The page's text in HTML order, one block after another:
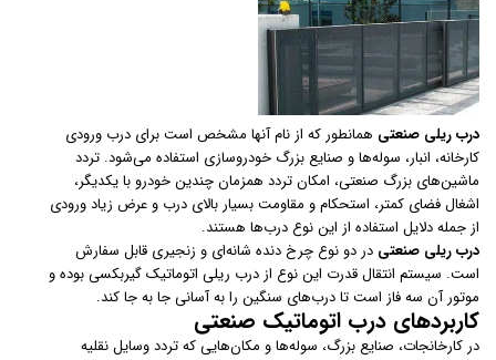
درب ریلی صنعتی همانطور که از نام آنها مشخص است برای درب ورودی
کارخانه، انبار، سوله‌ها و صنایع بزرگ خودروسازی استفاده می‌شود. تردد
ماشین‌های بزرگ صنعتی، امکان تردد همزمان چندین خودرو با یکدیگر،
اشغال فضای کمتر، استحکام و مقاومت بسیار بالای درب و عرض زیاد ورودی
از جمله دلایل استفاده از این نوع درب‌ها هستند.
درب ریلی صنعتی در دو نوع چرخ دنده شانه‌ای و زنجیری قابل سفارش
است. سیستم انتقال قدرت این نوع از درب ریلی اتوماتیک گیربکسی بوده و
موتور آن سه فاز است تا درب‌های سنگین را به آسانی جا به جا کند.
کاربردهای درب اتوماتیک صنعتی
در کارخانجات، صنایع بزرگ، سوله‌ها و مکان‌هایی که تردد وسایل نقلیه